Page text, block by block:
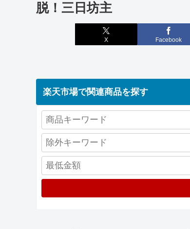
脱！三日坊主
X Facebook
楽天市場で関連商品を探す